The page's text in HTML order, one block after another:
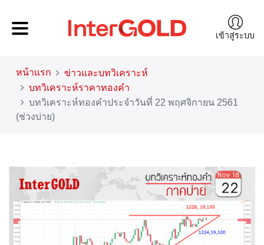
เข้าสู่ระบบ
หน้าแรก
ข่าวและบทวิเคราะห์
บทวิเคราะห์ราคาทองคำ
บทวิเคราะห์ทองคำประจำวันที่ 22 พฤศจิกายน 2561
(ช่วงบ่าย)